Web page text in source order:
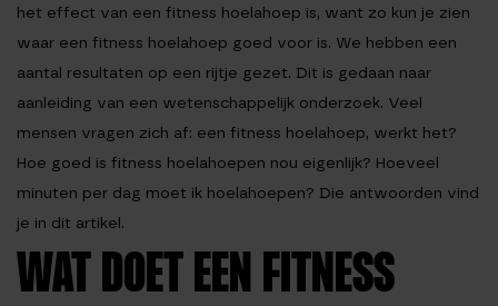
het effect van een fitness hoelahoep is, want zo kun je zien
waar een fitness hoelahoep goed voor is. We hebben een
aantal resultaten op een rijtje gezet. Dit is gedaan naar
aanleiding van een wetenschappelijk onderzoek. Veel
mensen vragen zich af: een fitness hoelahoep, werkt het?
Hoe goed is fitness hoelahoepen nou eigenlijk? Hoeveel
minuten per dag moet ik hoelahoepen? Die antwoorden vind
je in dit artikel.
WAT DOET EEN FITNESS